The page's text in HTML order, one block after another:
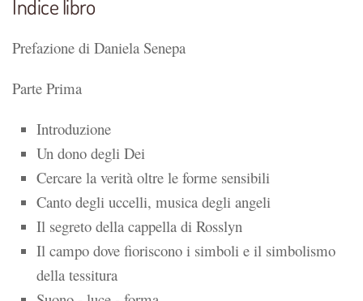
Indice libro
Prefazione di Daniela Senepa
Parte Prima
Introduzione
Un dono degli Dei
Cercare la verità oltre le forme sensibili
Canto degli uccelli, musica degli angeli
Il segreto della cappella di Rosslyn
Il campo dove fioriscono i simboli e il simbolismo
della tessitura